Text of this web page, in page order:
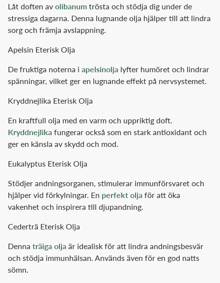
Låt doften avolibanumtrösta och stödja dig under de
stressiga dagarna. Denna lugnande olja hjälper till att lindra
sorg och främja avslappning.
Apelsin Eterisk Olja
De fruktiga noterna i apelsinolja lyfter humöret och lindrar
spänningar, vilket ger en lugnande effekt på nervsystemet.
Kryddnejlika Eterisk Olja
En kraftfull olja med en varm och uppriktig doft.
Kryddnejlikafungerar också som en stark antioxidant och
ger en känsla av skydd och mod.
Eukalyptus Eterisk Olja
Stödjer andningsorganen, stimulerar immunförsvaret och
hjälper vid förkylningar. En perfekt oljaför att öka
vakenhet och inspirera till djupandning.
Cederträ Eterisk Olja
Denna träiga oljaär idealisk för att lindra andningsbesvär
och stödja immunhälsan. Används även för en god natts
sömn.